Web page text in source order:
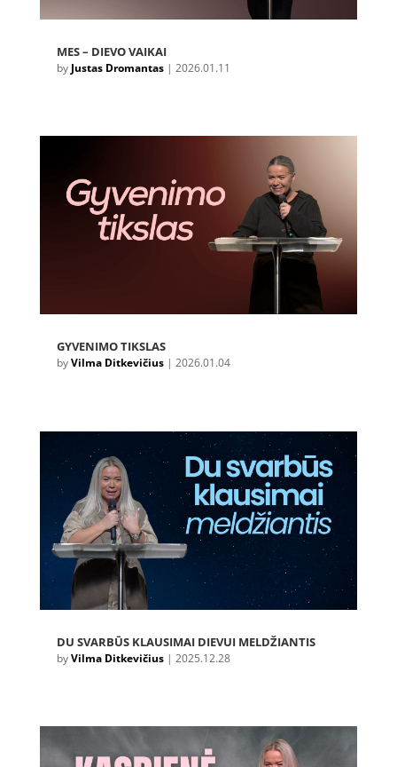
MES – DIEVO VAIKAI
by Justas Dromantas| 2026.01.11
GYVENIMO TIKSLAS
byVilma Ditkevičius| 2026.01.04
DU SVARBŪS KLAUSIMAI DIEVUI MELDŽIANTIS
byVilma Ditkevičius| 2025.12.28